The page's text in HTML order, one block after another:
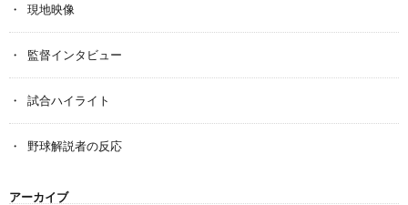
現地映像
監督インタビュー
試合ハイライト
野球解説者の反応
アーカイブ